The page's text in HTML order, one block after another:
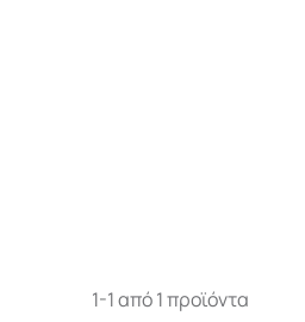
1-1 από 1 προϊόντα